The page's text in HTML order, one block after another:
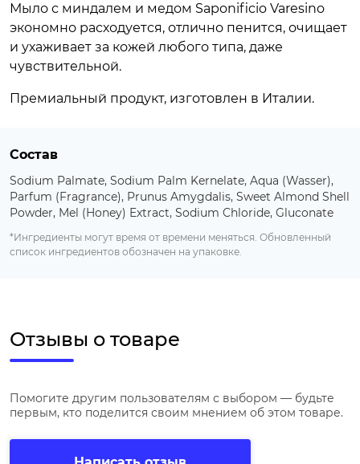
Мыло с миндалем и медом Saponificio Varesino
экономно расходуется, отлично пенится, очищает
и ухаживает за кожей любого типа, даже
чувствительной.
Премиальный продукт, изготовлен в Италии.
Состав
Sodium Palmate, Sodium Palm Kernelate, Aqua (Wasser),
Parfum (Fragrance), Prunus Amygdalis, Sweet Almond Shell
Powder, Mel (Honey) Extract, Sodium Chloride, Gluconate
*Ингредиенты могут время от времени меняться. Обновленный
список ингредиентов обозначен на упаковке.
Отзывы о товаре
Помогите другим пользователям с выбором — будьте
первым, кто поделится своим мнением об этом товаре.